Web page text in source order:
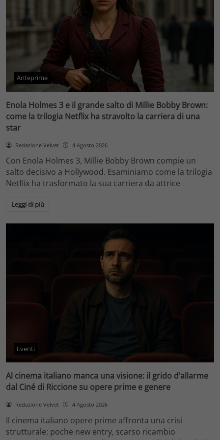
Anteprime
Enola Holmes 3 e il grande salto di Millie Bobby Brown:
come la trilogia Netflix ha stravolto la carriera di una
star
Redazione Velvet 4 Agosto 2026
Con Enola Holmes 3, Millie Bobby Brown compie un
salto decisivo a Hollywood. Esaminiamo come la trilogia
Netflix ha trasformato la sua carriera da attrice
Leggi di più
Eventi
Al cinema italiano manca una visione: il grido d’allarme
dal Ciné di Riccione su opere prime e genere
Redazione Velvet 4 Agosto 2026
Il cinema italiano opere prime affronta una crisi
strutturale: poche new entry, scarso ricambio